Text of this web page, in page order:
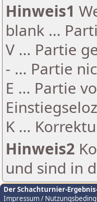
Hinweis1
blank ...
V ... Partie
- ... Partie
E ... Partie
K ...
Hinweis2
und sind in
Der Schachturnier-
Impressum /